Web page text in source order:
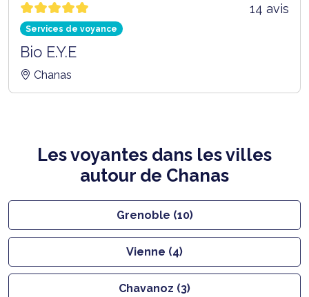
14 avis
Services de voyance
Bio E.Y.E
Chanas
Les voyantes dans les villes
autour de Chanas
Grenoble (10)
Vienne (4)
Chavanoz (3)